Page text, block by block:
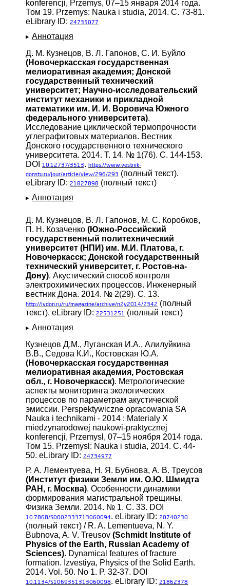
konferencji, Przemys, 07–15 января 2014 года.
Том 19. Przemys: Nauka i studia, 2014. С. 73-81.
eLibrary ID: 24735077
Аннотация
Д. М. Кузнецов, В. Л. Гапонов, С. И. Буйло
(Новочеркасская государственная
мелиоративная академия; Донской
государственный технический
университет; Научно-исследовательский
институт механики и прикладной
математики им. И. И. Воровича Южного
федерального университета).
Исследование циклической термопрочности
углеграфитовых материалов. Вестник
Донского государственного технического
университета. 2014. Т. 14. № 1(76). С. 144-153.
DOI
10.12737/3513. https://www.vestnik-
donstu.ru/jour/article/view/296/293 (полный текст).
eLibrary ID: 21827898 (полный текст)
Аннотация
Д. М. Кузнецов, В. Л. Гапонов, М. С. Коробков,
П. Н. Козаченко (Южно-Российский
государственный политехнический
университет (НПИ) им. М.И. Платова, г.
Новочеркасск; Донской государственный
технический университет, г. Ростов-на-
Дону). Акустический способ контроля
электрохимических процессов. Инженерный
вестник Дона. 2014. № 2(29). С. 13.
http://ivdon.ru/ru/magazine/archive/n2y2014/2342 (полный
текст). eLibrary ID: 22531251 (полный текст)
Аннотация
Кузнецов Д.М., Луганская И.А., Алилуйкина
В.В., Седова К.И., Костовская Ю.А.
(Новочеркасская государственная
мелиоративная академия, Ростовская
обл., г. Новочеркасск). Метрологические
аспекты мониторинга экологических
процессов по параметрам акустической
эмиссии. Perspektywiczne opracowania SA
Nauka i technikami - 2014 : Materialy X
miedzynarodowej naukowi-praktycznej
konferencji, Przemysl, 07–15 ноября 2014 года.
Том 15. Przemysl: Nauka i studia, 2014. С. 44-
50. eLibrary ID: 24734977
Р. А. Лементуева, Н. Я. Бубнова, А. В. Треусов
(Институт физики Земли им. О.Ю. Шмидта
РАН, г. Москва). Особенности динамики
формирования магистральной трещины.
Физика Земли. 2014. № 1. С. 33. DOI
10.7868/S0002333713060094. eLibrary ID: 20740230
(полный текст) / R. A. Lementueva, N. Y.
Bubnova, A. V. Treusov (Schmidt Institute of
Physics of the Earth, Russian Academy of
Sciences). Dynamical features of fracture
formation. Izvestiya, Physics of the Solid Earth.
2014. Vol. 50. No 1. P. 32-37. DOI
10.1134/S1069351313060098. eLibrary ID: 21862378